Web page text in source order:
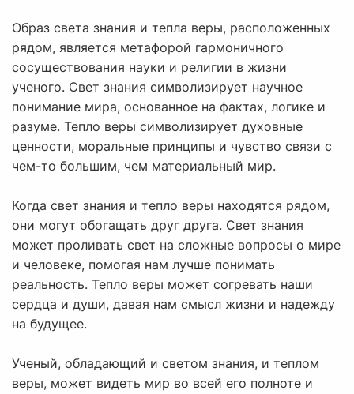
Образ света знания и тепла веры, расположенных
рядом, является метафорой гармоничного
сосуществования науки и религии в жизни
ученого. Свет знания символизирует научное
понимание мира, основанное на фактах, логике и
разуме. Тепло веры символизирует духовные
ценности, моральные принципы и чувство связи с
чем-то большим, чем материальный мир.
Когда свет знания и тепло веры находятся рядом,
они могут обогащать друг друга. Свет знания
может проливать свет на сложные вопросы о мире
и человеке, помогая нам лучше понимать
реальность. Тепло веры может согревать наши
сердца и души, давая нам смысл жизни и надежду
на будущее.
Ученый, обладающий и светом знания, и теплом
веры, может видеть мир во всей его полноте и